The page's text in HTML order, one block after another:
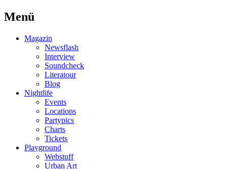
Menü
Magazin
Newsflash
Interview
Soundcheck
Literatour
Blog
Nightlife
Events
Locations
Partypics
Charts
Tickets
Playground
Webstuff
Urban Art